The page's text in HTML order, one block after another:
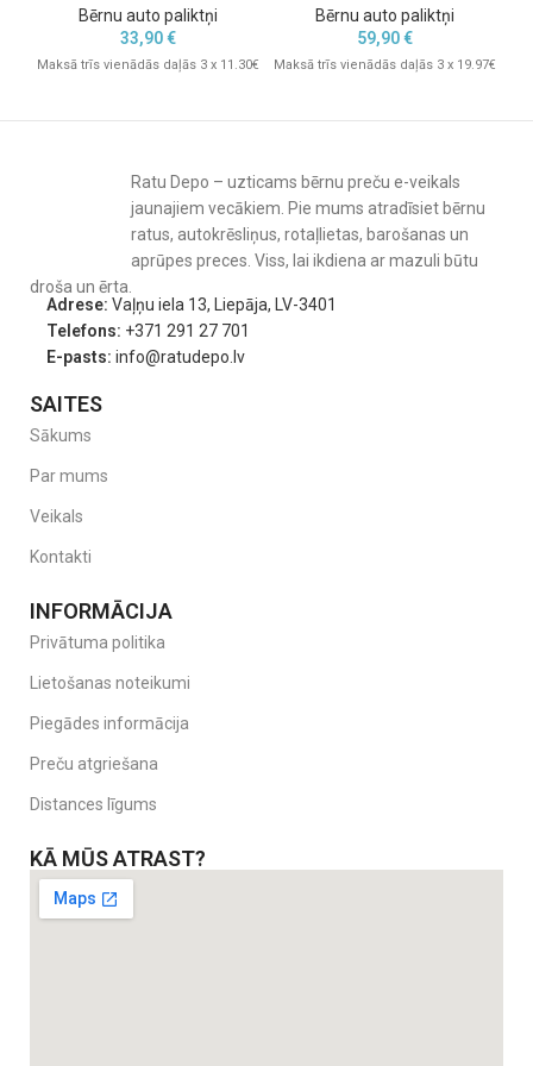
Bērnu auto paliktņi
33,90€
Maksā trīs vienādās daļās 3 x 11.30€
Bērnu auto paliktņi
59,90€
Maksā trīs vienādās daļās 3 x 19.97€
Ratu Depo – uzticams bērnu preču e-veikals
jaunajiem vecākiem. Pie mums atradīsiet bērnu
ratus, autokrēsliņus, rotaļlietas, barošanas un
aprūpes preces. Viss, lai ikdiena ar mazuli būtu
droša un ērta.
Adrese: Vaļņu iela 13, Liepāja, LV-3401
Telefons: +371 291 27 701
E-pasts: info@ratudepo.lv
SAITES
Sākums
Par mums
Veikals
Kontakti
INFORMĀCIJA
Privātuma politika
Lietošanas noteikumi
Piegādes informācija
Preču atgriešana
Distances līgums
KĀ MŪS ATRAST?